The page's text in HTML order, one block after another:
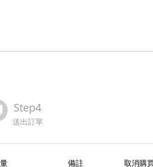
Step4
送出訂單
備註 取消購